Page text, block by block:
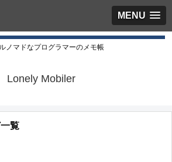
MENU
ノマドなプログラマーのメモ帳
Lonely Mobiler
覧